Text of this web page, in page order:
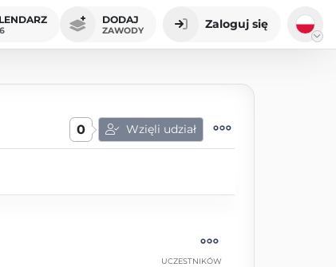
DODAJ
ZAWODY Zaloguj się
0 Wzięli udział
UCZESTNIKÓW